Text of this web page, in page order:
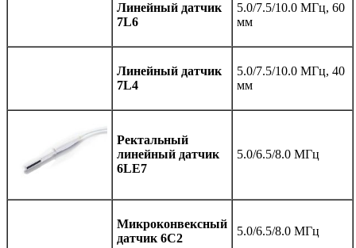
Линейный датчик
7L6
5.0/7.5/10.0 МГц, 60
мм
Линейный датчик
7L4
5.0/7.5/10.0 МГц, 40
мм
Ректальный
линейный датчик
6LE7
5.0/6.5/8.0 МГц
Микроконвексный
датчик 6С2
5.0/6.5/8.0 МГц